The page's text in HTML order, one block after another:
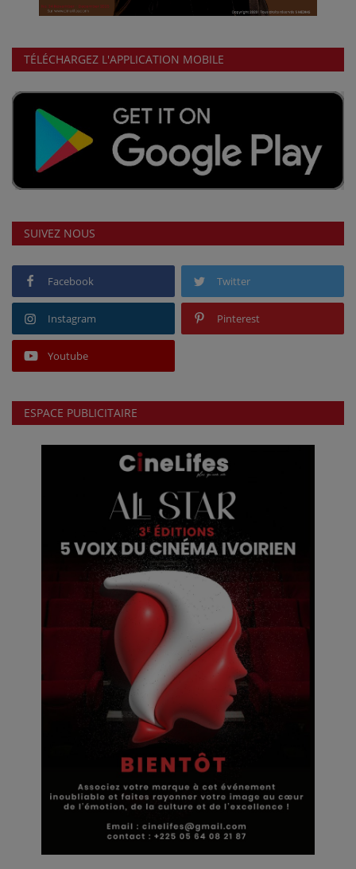
TÉLÉCHARGEZ L'APPLICATION MOBILE
SUIVEZ NOUS
Facebook Twitter
Instagram Pinterest
Youtube
ESPACE PUBLICITAIRE